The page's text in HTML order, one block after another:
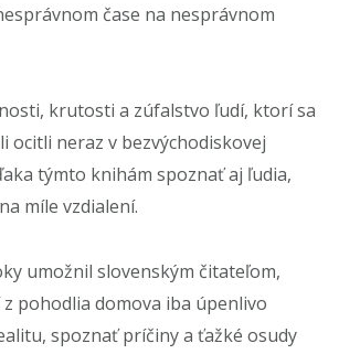
čase na nesprávnom
krutosti a zúfalstvo ľudí, ktorí sa
ocitli neraz v bezvýchodiskovej
týmto knihám spoznať aj ľudia,
míle vzdialení.
umožnil slovenským čitateľom,
pohodlia domova iba úpenlivo
spoznať príčiny a ťažké osudy